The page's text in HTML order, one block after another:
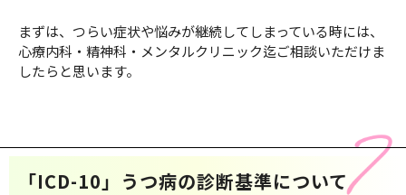
まずは、つらい症状や悩みが継続してしまっている時には、
心療内科・精神科・メンタルクリニック迄ご相談いただけま
したらと思います。
「ICD-10」うつ病の診断基準について